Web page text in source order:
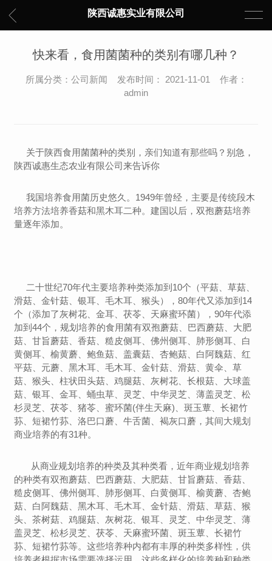
陕西诚惠实业有限公司
快来看，食用菌菌种的类别有哪几种？
所属分类：公司新闻 发布时间： 2021-11-01 作者：
admin
关于陕西食用菌菌种的类别，亲们知道有那些吗？别急，
陕西诚惠生态农业有限公司来告诉你
我国培养食用菌历史悠久。1949年曾经，主要是传统段木
培养方法培养香菇和黑木耳二种。建国以后，双孢蘑菇培养
量逐年添加。
二十世纪70年代主要培养种类添加到10个（平菇、草菇、
滑菇、金针菇、银耳、毛木耳、猴头），80年代又添加到14
个（添加了灰树花、金耳、茯苓、天麻蜜环菌），90年代添
加到44个，规划培养的食用菌有双孢蘑菇、巴西蘑菇、大肥
菇、甘旨蘑菇、香菇、糙皮侧耳、佛州侧耳、肺形侧耳、白
黄侧耳、榆黄蘑、鲍鱼菇、盖囊菇、杏鲍菇、白阿魏菇、红
平菇、元蘑、黑木耳、毛木耳、金针菇、滑菇、黄伞、草
菇、猴头、柱状田头菇、鸡腿菇、灰树花、长根菇、大球盖
菇、银耳、金耳、蛹虫草、灵芝、中华灵芝、薄盖灵芝、松
杉灵芝、茯苓、猪苓、蜜环菌(伴生天麻)、斑玉蕈、长裙竹
荪、短裙竹荪、洛巴口蘑、牛舌菌、褐灰口蘑，其间大规划
商业培养的有31种。
从商业规划培养的种类及其种类看，近年商业规划培养
的种类有双孢蘑菇、巴西蘑菇、大肥菇、甘旨蘑菇、香菇、
糙皮侧耳、佛州侧耳、肺形侧耳、白黄侧耳、榆黄蘑、杏鲍
菇、白阿魏菇、黑木耳、毛木耳、金针菇、滑菇、草菇、猴
头、茶树菇、鸡腿菇、灰树花、银耳、灵芝、中华灵芝、薄
盖灵芝、松杉灵芝、茯苓、天麻蜜环菌、斑玉蕈、长裙竹
荪、短裙竹荪等。这些培养种内都有丰厚的种类多样性，供